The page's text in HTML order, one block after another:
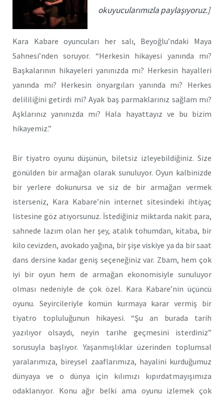
okuyucularımızla paylaşıyoruz.]
Kara Kabare oyuncuları her salı, Beyoğlu’ndaki Maya
Sahnesi’nden soruyor. “Herkesin hikayesi yanında mı?
Başkalarının hikayeleri yanınızda mı? Herkesin hayalleri
yanında mı? Herkesin önyargıları yanında mı? Herkes
delililiğini getirdi mi? Ayak baş parmaklarınız sağlam mı?
Aşklarınız yanınızda mı? Hala hayattayız ve bu bizim
hikayemiz.”
Bir tiyatro oyunu düşünün, biletsiz izleyebildiğiniz. Size
gönülden bir armağan olarak sunuluyor. Oyun kalbinizde
bir yerlere dokunursa ve siz de bir armağan vermek
isterseniz, Kara Kabare’nin internet sitesindeki ihtiyaç
listesine göz atıyorsunuz. İstediğiniz miktarda nakit para,
sahnede lazım olan her şey, atalık tohumdan, kitaba, bir
kilo cevizden, avokado yağına, bir şişe viskiye ya da bir saat
dans dersine kadar geniş seçeneğiniz var. Zbam, hem çok
iyi bir oyun hem de armağan ekonomisiyle sunuluyor
olması nedeniyle de çok özel. Kara Kabare’nin üçüncü
oyunu. Seyircileriyle komün kurmaya karar vermiş bir
tiyatro topluluğunun hikayesi. “Şu an burada tarih
yazılıyor olsaydı, neyin tarihe geçmesini isterdiniz”
sorusuyla başlıyor. Yaşanmışlıklar üzerinden toplumsal
yaralarımıza, bireysel zaaflarımıza, hayalini kurduğumuz
dünyaya ve o dünya için kılımızı kıpırdatmayışımıza
odaklanıyor. Konu ağır belki ama oyunu izlemek çok